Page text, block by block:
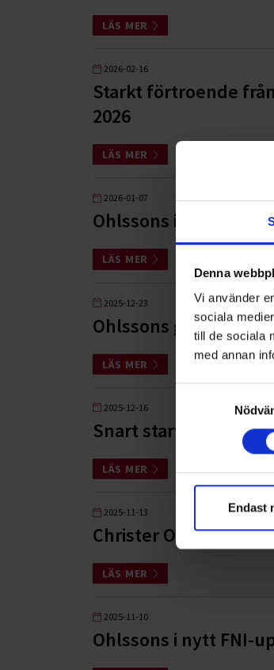
Denna
Vi använder
sociala
till de sociala
med annan
Endast
LÄS MER
2026-02-16
Starkt förtroende
2026
LÄS MER
2026-01-07
Ohlssons i nytt
LÄS MER
2025-12-23
Ohlssons ger
LÄS MER
2025-12-16
Snart startar
LÄS MER
2025-11-13
Christer Ohlsson
LÄS MER
2025-11-10
Ohlssons i nytt FNI-